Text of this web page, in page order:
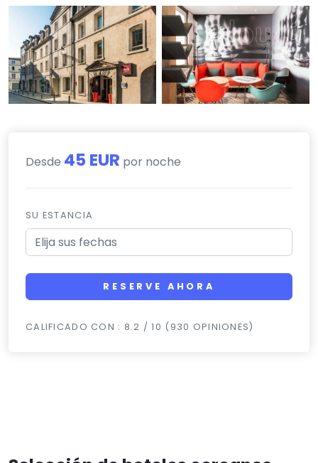
Desde 45 EUR por noche
SU ESTANCIA
RESERVE AHORA
CALIFICADO CON : 8.2 / 10 (930 OPINIONES)